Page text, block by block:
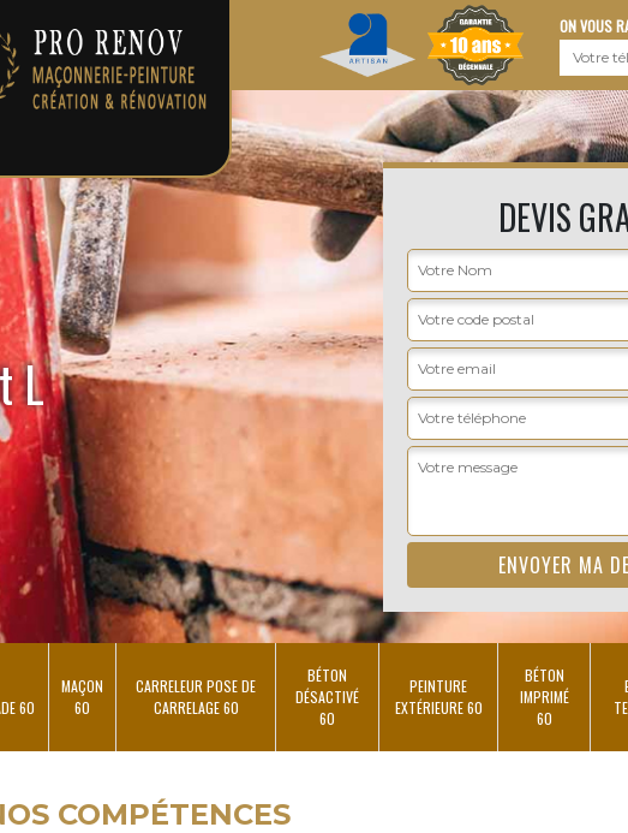
ON VOUS
L
DEVIS
60
MAÇON
60
CARRELEUR POSE DE
CARRELAGE 60
BÉTON
DÉSACTIVÉ
60
PEINTURE
EXTÉRIEURE 60
BÉTON
IMPRIMÉ
60
COMPÉTENCES